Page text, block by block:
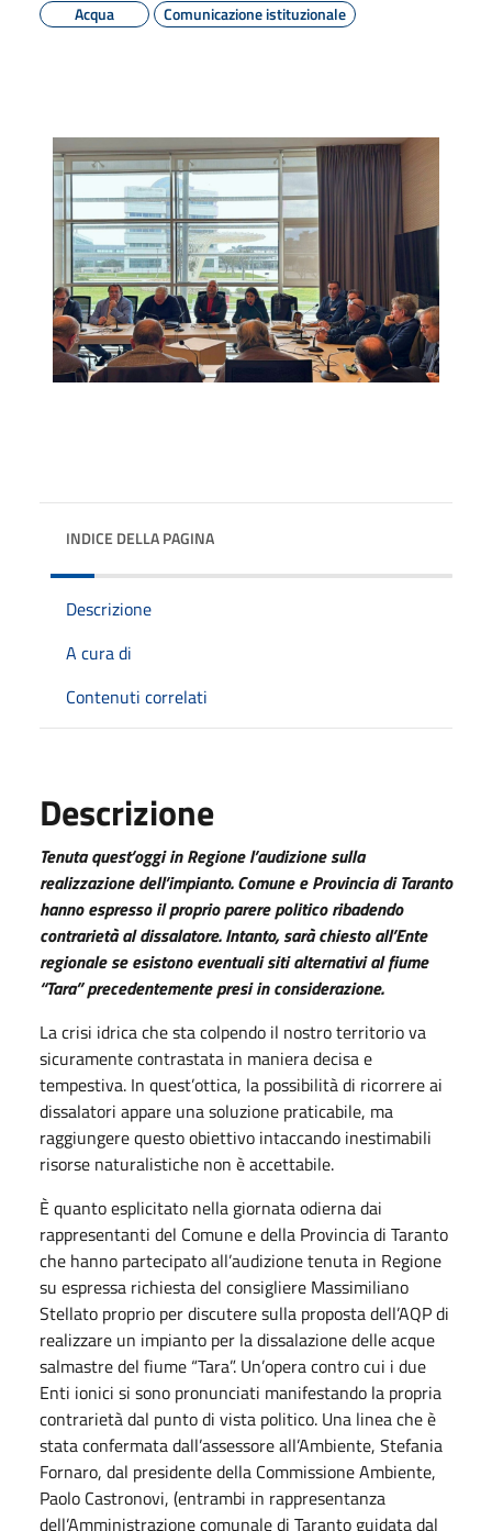
Acqua
Comunicazione istituzionale
INDICE DELLA PAGINA
Descrizione
A cura di
Contenuti correlati
Descrizione
Tenuta quest’oggi in Regione l’audizione sulla
realizzazione dell’impianto. Comune e Provincia di Taranto
hanno espresso il proprio parere politico ribadendo
contrarietà al dissalatore. Intanto, sarà chiesto all’Ente
regionale se esistono eventuali siti alternativi al fiume
“Tara” precedentemente presi in considerazione.
La crisi idrica che sta colpendo il nostro territorio va
sicuramente contrastata in maniera decisa e
tempestiva. In quest’ottica, la possibilità di ricorrere ai
dissalatori appare una soluzione praticabile, ma
raggiungere questo obiettivo intaccando inestimabili
risorse naturalistiche non è accettabile.
È quanto esplicitato nella giornata odierna dai
rappresentanti del Comune e della Provincia di Taranto
che hanno partecipato all’audizione tenuta in Regione
su espressa richiesta del consigliere Massimiliano
Stellato proprio per discutere sulla proposta dell’AQP di
realizzare un impianto per la dissalazione delle acque
salmastre del fiume “Tara”. Un’opera contro cui i due
Enti ionici si sono pronunciati manifestando la propria
contrarietà dal punto di vista politico. Una linea che è
stata confermata dall’assessore all’Ambiente, Stefania
Fornaro, dal presidente della Commissione Ambiente,
Paolo Castronovi, (entrambi in rappresentanza
dell’Amministrazione comunale di Taranto guidata dal